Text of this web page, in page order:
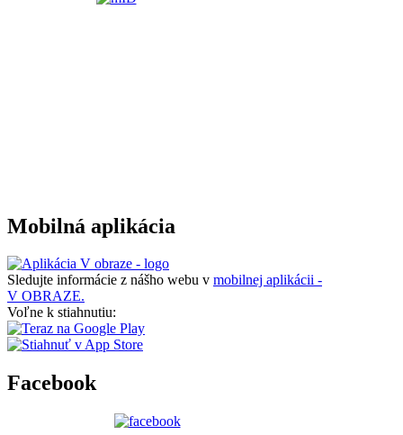
Mobilná aplikácia
Sledujte informácie z nášho webu v mobilnej aplikácii -
V OBRAZE.
Voľne k stiahnutiu:
Facebook